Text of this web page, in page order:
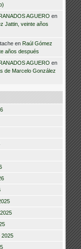
AGUERO en
Jattin, veinte años
en Raúl Gómez
años después
AGUERO en
de Marcelo González
2025